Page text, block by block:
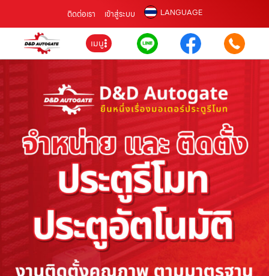
ติดต่อเรา เข้าสู่ระบบ LANGUAGE
เมนู